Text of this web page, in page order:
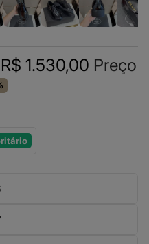
R$ 1.530,00 Preço